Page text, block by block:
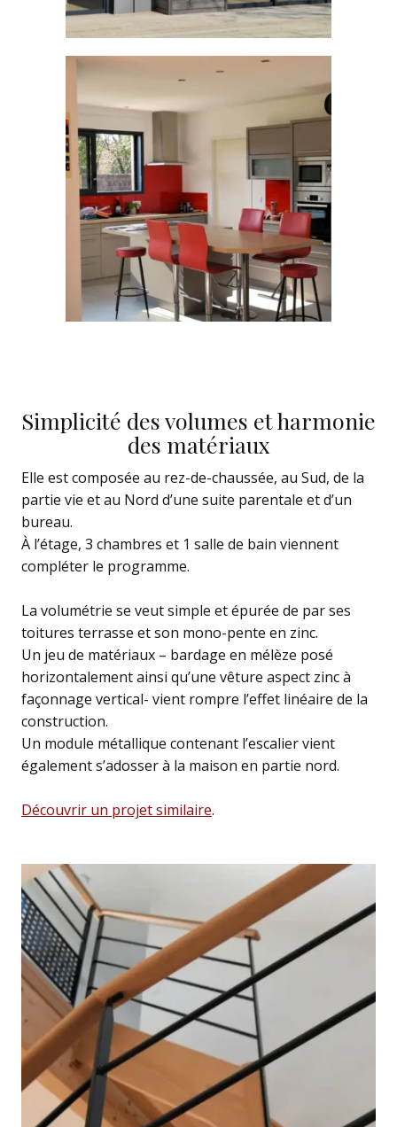
Simplicité des volumes et harmonie
des matériaux
Elle est composée au rez-de-chaussée, au Sud, de la
partie vie et au Nord d’une suite parentale et d’un
bureau.
À l’étage, 3 chambres et 1 salle de bain viennent
compléter le programme.
La volumétrie se veut simple et épurée de par ses
toitures terrasse et son mono-pente en zinc.
Un jeu de matériaux – bardage en mélèze posé
horizontalement ainsi qu’une vêture aspect zinc à
façonnage vertical- vient rompre l’effet linéaire de la
construction.
Un module métallique contenant l’escalier vient
également s’adosser à la maison en partie nord.
Découvrir un projet similaire.